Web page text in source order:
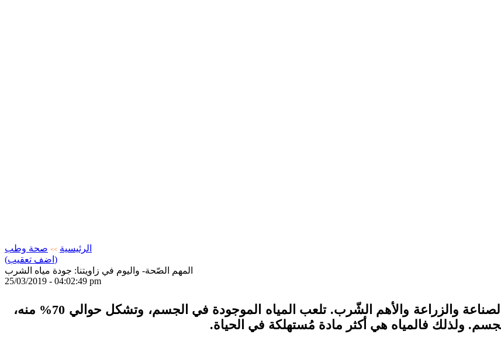
الرئيسية >> صحة وطب
(اضف تعقيب)
المهم الصّحة- واليوم في زاويتنا: جودة مياه الشرب
25/03/2019 - 04:02:49 pm
للمياه دور هام في كافة مجالات الحياة، بما في ذلك الصناعة والزراعة والأهم الشّرب. تلعب المياه الموجودة في الجسم، وتشكل حوالي 70% منه،
ولذلك فالمياه هي أكثر مادة مُستهلكة في الحياة.